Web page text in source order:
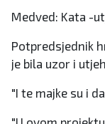
Medved: Kata -
Potpredsjednik
je bila uzor i
"I te majke su i